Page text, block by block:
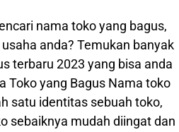
nama toko yang bagus,
anda? Temukan banyak
terbaru 2023 yang bisa anda
Toko yang Bagus Nama toko
satu identitas sebuah toko,
sebaiknya mudah diingat dan